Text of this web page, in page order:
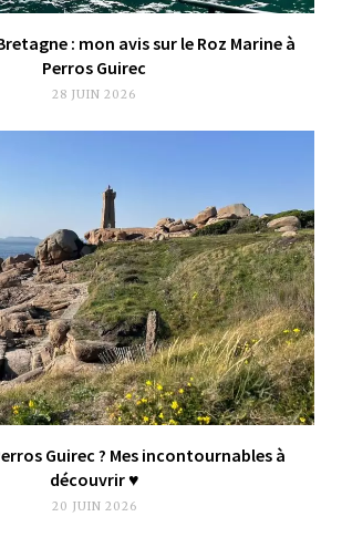
: mon avis sur le Roz Marine à
Perros Guirec
28 JUIN 2026
Guirec ? Mes incontournables à
découvrir ♥︎
20 JUIN 2026